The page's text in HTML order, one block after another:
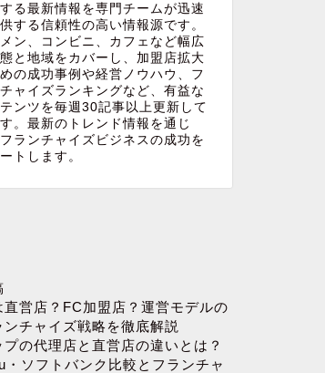
る最新情報を専門チームが迅速
する信頼性の高い情報源です。
ン、コンビニ、カフェなど幅広
と地域をカバーし、加盟店拡大
の成功事例や経営ノウハウ、フ
ャイズランキングなど、有益な
ンツを毎週30記事以上更新して
。最新のトレンド情報を通じ
ランチャイズビジネスの成功を
トします。
直営店？FC加盟店？運営モデルの
チャイズ戦略を徹底解説
の代理店と直営店の違いとは？
・ソフトバンク比較とフランチャ